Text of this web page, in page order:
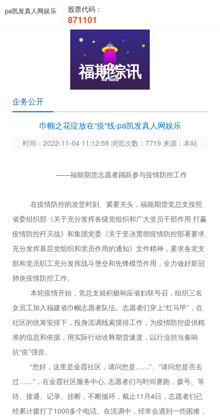
pa凯发真人网娱乐 股票代码：
871101
福期综讯
企务公开
巾帼之花绽放在“疫”线-pa凯发真人网娱乐
时间：2022-11-04 11:12:58 浏览次数：7719 来源：本站
——福能期货志愿者踊跃参与疫情防控工作
在疫情防控的攻坚时刻、紧要关头，福能期货党总支按照
省委组织部《关于充分发挥各级党组织和广大党员干部作用 打赢
疫情防控歼灭战》和集团党委《关于坚决贯彻疫情防控部署要求
充分发挥基层党组织和党员作用的通知》文件精神，要求各党支
部和党员职工充分发挥战斗堡垒和先锋模范作用，全力做好新冠
肺炎疫情防控工作。
本轮疫情开始，党总支就积极响应省妇联号召，组织三名
女员工加入福建省巾帼志愿者队伍。志愿者们穿上“红马甲”，在
社区的统筹安排下，投身流调线索摸排工作，为疫情防控提供精
准的信息和依据，用实际行动诠释期货速度，以行业担当奏响
抗“疫”强音。
“您好，这里是金霞社区，请问您是……”、“请问您是否去
过……”， 在金霞社区服务中心, 志愿者们与时间赛跑， 拨号、 等
待、 接通、 记录、挂断 ，不断循环，截止11 月4日，志愿者们已
经累计拨打了1000多个电话。在流调中，经常会遇到一些困难，